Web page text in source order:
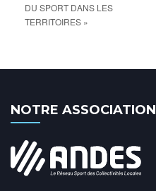
DU SPORT DANS LES
TERRITOIRES »
NOTRE ASSOCIATION